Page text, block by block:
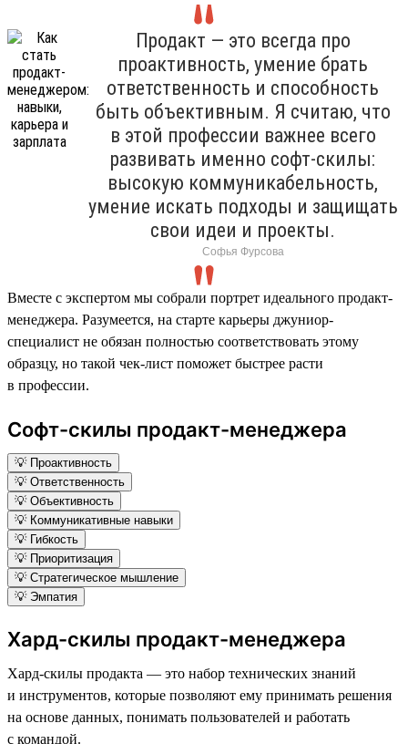
Продакт — это всегда про
проактивность, умение брать
ответственность и способность
быть объективным. Я считаю, что
в этой профессии важнее всего
развивать именно софт-скилы:
высокую коммуникабельность,
умение искать подходы и защищать
свои идеи и проекты.
Софья Фурсова
Вместе с экспертом мы собрали портрет идеального продакт-
менеджера. Разумеется, на старте карьеры джуниор-
специалист не обязан полностью соответствовать этому
образцу, но такой чек-лист поможет быстрее расти
в профессии.
Софт-скилы продакт-менеджера
💡 Проактивность
💡 Ответственность
💡 Объективность
💡 Коммуникативные навыки
💡 Гибкость
💡 Приоритизация
💡 Стратегическое мышление
💡 Эмпатия
Хард-скилы продакт-менеджера
Хард-скилы продакта — это набор технических знаний
и инструментов, которые позволяют ему принимать решения
на основе данных, понимать пользователей и работать
с командой.